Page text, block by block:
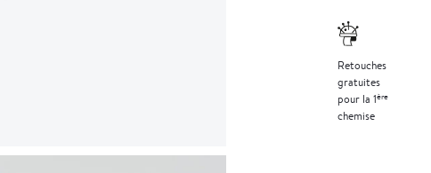
Retouches
gratuites
pour la 1ère
chemise